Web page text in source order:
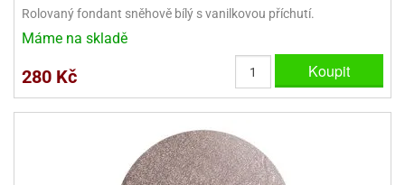
Rolovaný fondant sněhově bílý s vanilkovou příchutí.
Máme na skladě
280 Kč Koupit